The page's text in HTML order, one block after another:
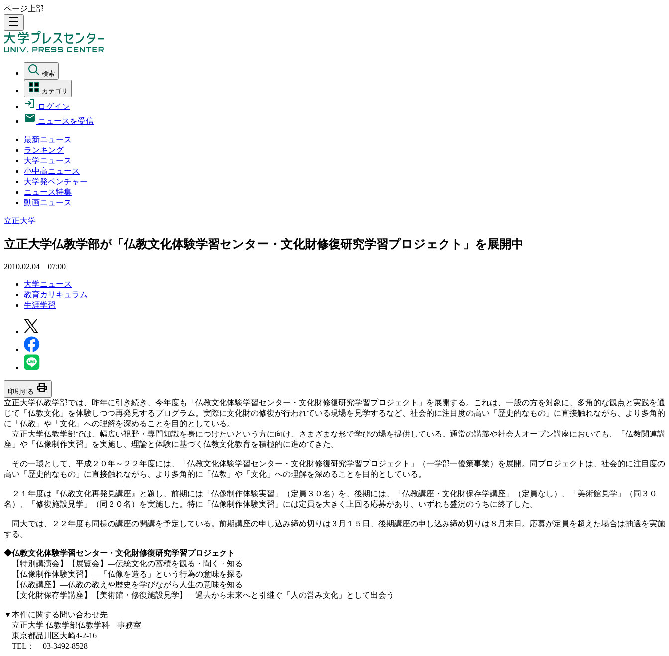
ページ上部
density_medium
検索
カテゴリ
ログイン
ニュースを受信
最新ニュース
ランキング
大学ニュース
小中高ニュース
大学発ベンチャー
ニュース特集
動画ニュース
立正大学
立正大学仏教学部が「仏教文化体験学習センター・文化財修復研究学習プロジェクト」を展開中
2010.02.04 07:00
大学ニュース
教育カリキュラム
生涯学習
印刷する print
立正大学仏教学部では、昨年に引き続き、今年度も「仏教文化体験学習センター・文化財修復研究学習プロジェクト」を展開する。これは、一般の方を対象に、多角的な観点と実践を通
じて「仏教文化」を体験しつつ再発見するプログラム。実際に文化財の修復が行われている現場を見学するなど、社会的に注目度の高い「歴史的なもの」に直接触れながら、より多角的
に「仏教」や「文化」への理解を深めることを目的としている。
立正大学仏教学部では、幅広い視野・専門知識を身につけたいという方に向け、さまざまな形で学びの場を提供している。通常の講義や社会人オープン講座においても、「仏教関連講
座」や「仏像制作実習」を実施し、理論と体験に基づく仏教文化教育を積極的に進めてきた。
その一環として、平成２０年～２２年度には、「仏教文化体験学習センター・文化財修復研究学習プロジェクト」（一学部一優策事業）を展開。同プロジェクトは、社会的に注目度の
高い「歴史的なもの」に直接触れながら、より多角的に「仏教」や「文化」への理解を深めることを目的としている。
２１年度は『仏教文化再発見講座』と題し、前期には「仏像制作体験実習」（定員３０名）を、後期には、「仏教講座・文化財保存学講座」（定員なし）、「美術館見学」（同３０
名）、「修復施設見学」（同２０名）を実施した。特に「仏像制作体験実習」には定員を大きく上回る応募があり、いずれも盛況のうちに終了した。
同大では、２２年度も同様の講座の開講を予定している。前期講座の申し込み締め切りは３月１５日、後期講座の申し込み締め切りは８月末日。応募が定員を超えた場合は抽選を実施
する。
◆仏教文化体験学習センター・文化財修復研究学習プロジェクト
【特別講演会】【展覧会】―伝統文化の蓄積を観る・聞く・知る
【仏像制作体験実習】―「仏像を造る」という行為の意味を探る
【仏教講座】―仏教の教えや歴史を学びながら人生の意味を知る
【文化財保存学講座】【美術館・修復施設見学】―過去から未来へと引継ぐ「人の営み文化」として出会う
▼本件に関する問い合わせ先
立正大学 仏教学部仏教学科 事務室
東京都品川区大崎4-2-16
TEL： 03-3492-8528